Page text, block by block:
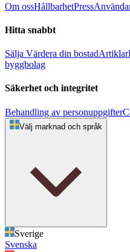
Om ossHållbarhetPress
Hitta snabbt
Sälja Värdera din bostadArtiklar
byggbolag
Säkerhet och integritet
Behandling av personuppgifter
Välj marknad och språk
Sverige
Svenska